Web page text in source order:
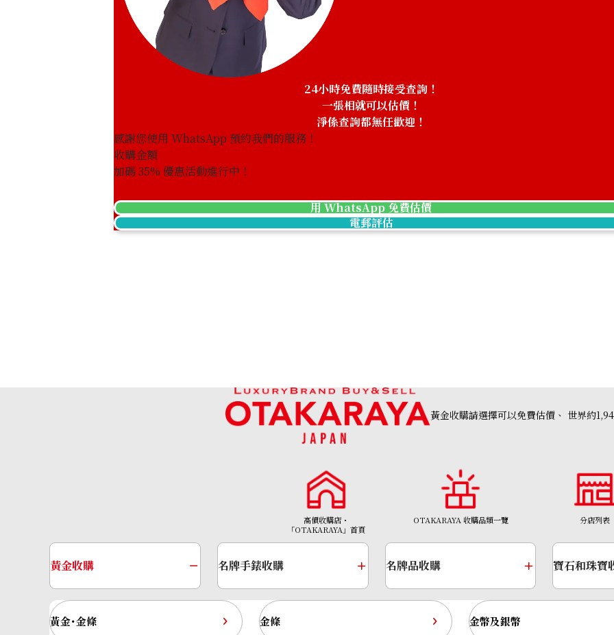
IWC Portugieser Perpetual Calendar IW344207
參考回收價
IWC Aquatimer Automatic IW328802
參考回收價
IWC Ingenieur IW328901
HKD 72,128.15
IWC Portofino Hand-Wound Eight Days
IW510107
參考回收價
HKD 60,915.79
收購日期: 2026年5月
24小時免費隨時接受查詢！
一張相就可以估價！
淨係查詢都無任歡迎！
感謝您使用 WhatsApp 預約我們的服務！
收購金額
加碼35% 優惠活動進行中！
用 WhatsApp 免費估價
電郵評估
黃金收購請選擇可以免費估價、 世界約
高價收購店・
「OTAKARAYA」首頁
OTAKARAYA 收購品類一覽 分店列表
黃金收購
黃金･金條 金條 金幣及銀幣
名牌手錶收購 名牌品收購 寶石和珠寶